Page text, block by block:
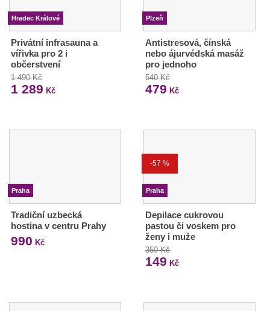
Hradec Králové
Privátní infrasauna a
vířivka pro 2 i
občerstvení
1 490 Kč
1 289 Kč
Plzeň
Antistresová, čínská
nebo ájurvédská masáž
pro jednoho
540 Kč
479 Kč
Praha
Tradiční uzbecká
hostina v centru Prahy
990 Kč
-57 %
Praha
Depilace cukrovou
pastou či voskem pro
ženy i muže
350 Kč
149 Kč